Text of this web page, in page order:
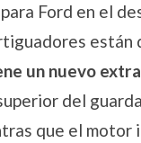
Ford en el
un nuevo
del
que el